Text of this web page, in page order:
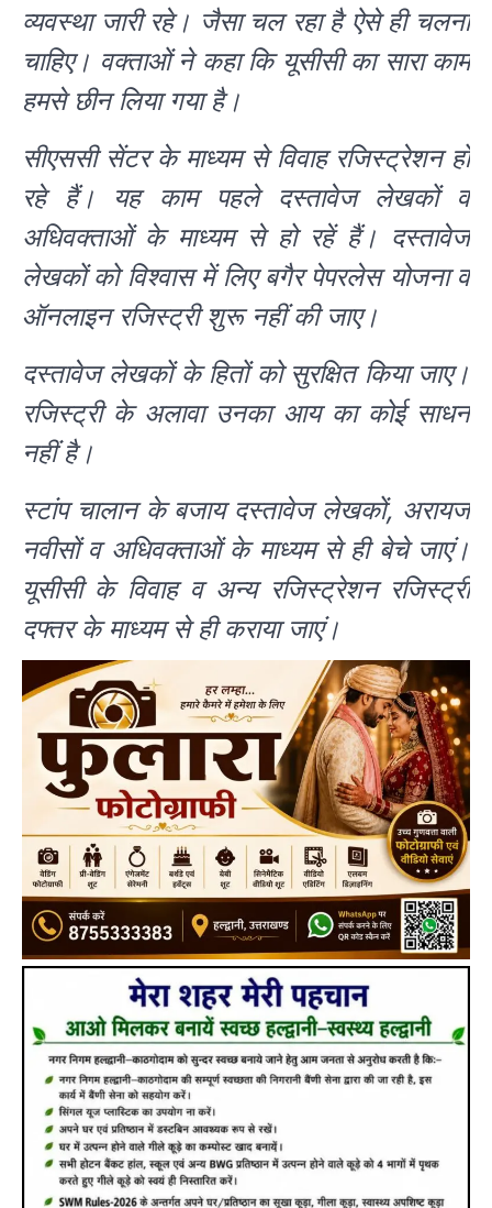
व्यवस्था जारी रहे। जैसा चल रहा है ऐसे ही चलना
चाहिए। वक्ताओं ने कहा कि यूसीसी का सारा काम
हमसे छीन लिया गया है।
सीएससी सेंटर के माध्यम से विवाह रजिस्ट्रेशन हो
रहे हैं। यह काम पहले दस्तावेज लेखकों व
अधिवक्ताओं के माध्यम से हो रहें हैं। दस्तावेज
लेखकों को विश्वास में लिए बगैर पेपरलेस योजना व‌
ऑनलाइन रजिस्ट्री शुरू नहीं की जाए।
दस्तावेज लेखकों के हितों को सुरक्षित किया जाए।
रजिस्ट्री के अलावा उनका आय का कोई साधन
नहीं है।
स्टांप चालान के बजाय दस्तावेज लेखकों, अरायज
नवीसों व अधिवक्ताओं के माध्यम से ही बेचे जाएं।
यूसीसी के विवाह व अन्य रजिस्ट्रेशन रजिस्ट्री
दफ्तर के माध्यम से ही कराया जाएं।